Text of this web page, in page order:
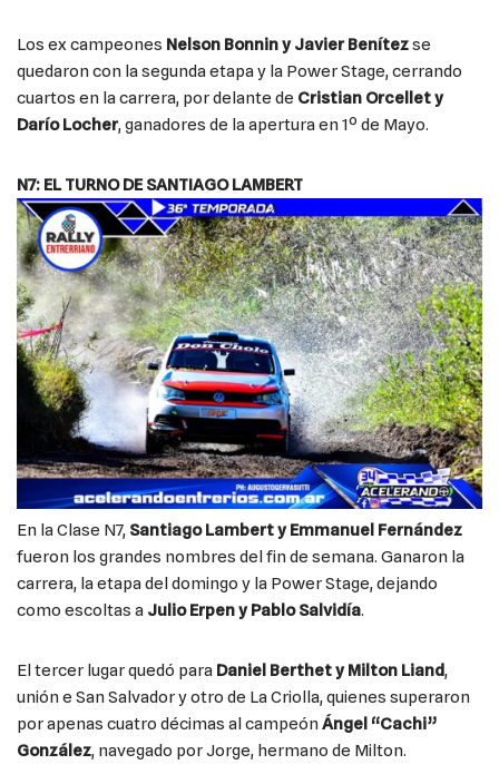
Los ex campeones Nelson Bonnin y Javier Benítezse
quedaron con la segunda etapa y la Power Stage, cerrando
cuartos en la carrera, por delante de Cristian Orcellet y
Darío Locher, ganadores de la apertura en 1º de Mayo.
N7: EL TURNO DE SANTIAGO LAMBERT
En la Clase N7, Santiago Lambert y Emmanuel Fernández
fueron los grandes nombres del fin de semana. Ganaron la
carrera, la etapa del domingo y la Power Stage, dejando
como escoltas a Julio Erpen y Pablo Salvidía.
El tercer lugar quedó para Daniel Berthet y Milton Liand,
unión e San Salvador y otro de La Criolla, quienes superaron
por apenas cuatro décimas al campeónÁngel “Cachi”
González, navegado por Jorge, hermano de Milton.